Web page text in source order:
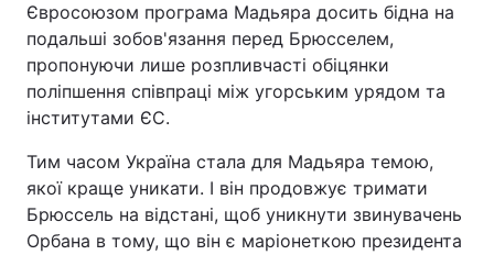
Євросоюзом програма Мадьяра досить бідна на
подальші зобов'язання перед Брюсселем,
пропонуючи лише розпливчасті обіцянки
поліпшення співпраці між угорським урядом та
інститутами ЄС.
Тим часом Україна стала для Мадьяра темою,
якої краще уникати. І він продовжує тримати
Брюссель на відстані, щоб уникнути звинувачень
Орбана в тому, що він є маріонеткою президента